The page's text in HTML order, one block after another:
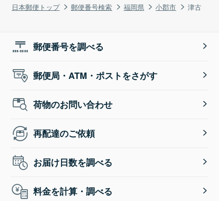
日本郵便トップ 郵便番号検索 福岡県 小郡市 津古
郵便番号を調べる
郵便局・ATM・ポストをさがす
荷物のお問い合わせ
再配達のご依頼
お届け日数を調べる
料金を計算・調べる